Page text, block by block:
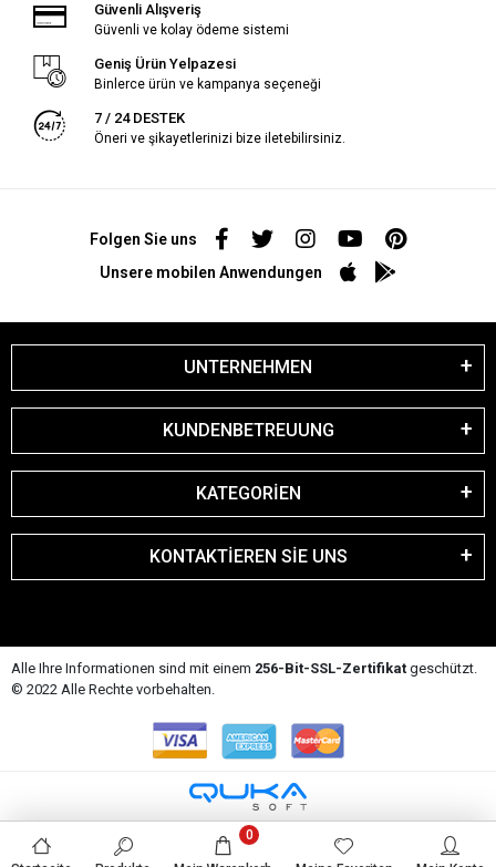
Güvenli Alışveriş
Güvenli ve kolay ödeme sistemi
Geniş Ürün Yelpazesi
Binlerce ürün ve kampanya seçeneği
7 / 24 DESTEK
Öneri ve şikayetlerinizi bize iletebilirsiniz.
Folgen Sie uns
Unsere mobilen Anwendungen
UNTERNEHMEN
KUNDENBETREUUNG
KATEGORİEN
KONTAKTİEREN SİE UNS
Alle Ihre Informationen sind mit einem 256-Bit-SSL-Zertifikat geschützt.
© 2022 Alle Rechte vorbehalten.
0